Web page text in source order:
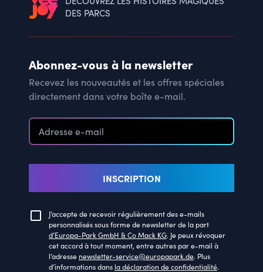
DES PARCS
Abonnez-vous à la newsletter
Recevez les nouveautés et les offres spéciales
directement dans votre boîte e-mail.
INSCRIPTION
J’accepte de recevoir régulièrement des e-mails
personnalisés sous forme de newsletter de la part
d’Europa-Park GmbH & Co Mack KG. Je peux révoquer
cet accord à tout moment, entre autres par e-mail à
l’adresse newsletter-service@europapark.de. Plus
d’informations dans la déclaration de confidentialité.